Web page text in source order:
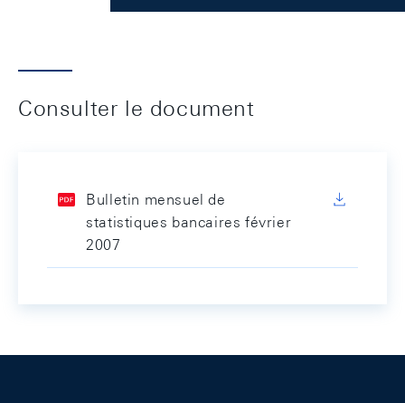
Consulter le document
Bulletin mensuel de
statistiques bancaires février
2007